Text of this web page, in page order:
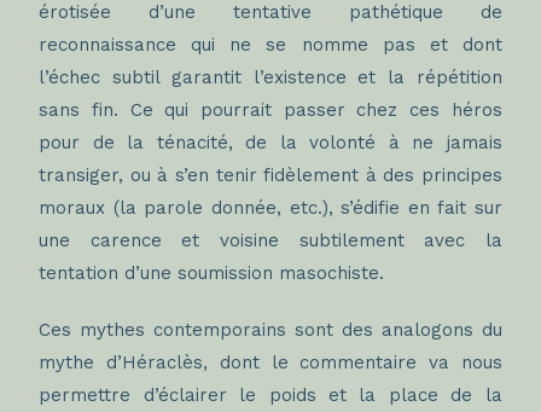
érotisée d’une tentative pathétique de
reconnaissance qui ne se nomme pas et dont
l’échec subtil garantit l’existence et la répétition
sans fin. Ce qui pourrait passer chez ces héros
pour de la ténacité, de la volonté à ne jamais
transiger, ou à s’en tenir fidèlement à des principes
moraux (la parole donnée, etc.), s’édifie en fait sur
une carence et voisine subtilement avec la
tentation d’une soumission masochiste.
Ces mythes contemporains sont des analogons du
mythe d’Héraclès, dont le commentaire va nous
permettre d’éclairer le poids et la place de la